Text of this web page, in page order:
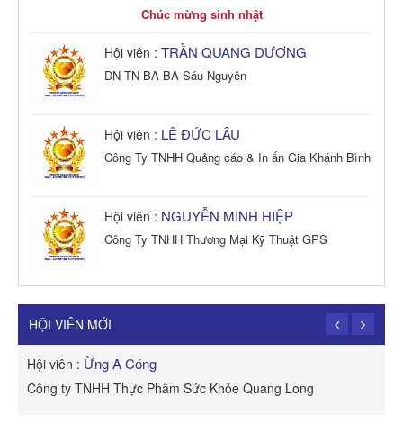
Chúc mừng sinh nhật
Hội viên : TRẦN QUANG DƯƠNG
DN TN BA BA Sáu Nguyên
Hội viên : LÊ ĐỨC LÂU
Công Ty TNHH Quảng cáo & In ấn Gia Khánh Bình
Hội viên : NGUYỄN MINH HIỆP
Công Ty TNHH Thương Mại Kỹ Thuật GPS
Công Ty TNHH Dịch vụ Cuộc Sống Hạnh Phúc
HỘI VIÊN MỚI
Hội viên : Ừng A Cóng
Công ty TNHH Thực Phẫm Sức Khỏe Quang Long